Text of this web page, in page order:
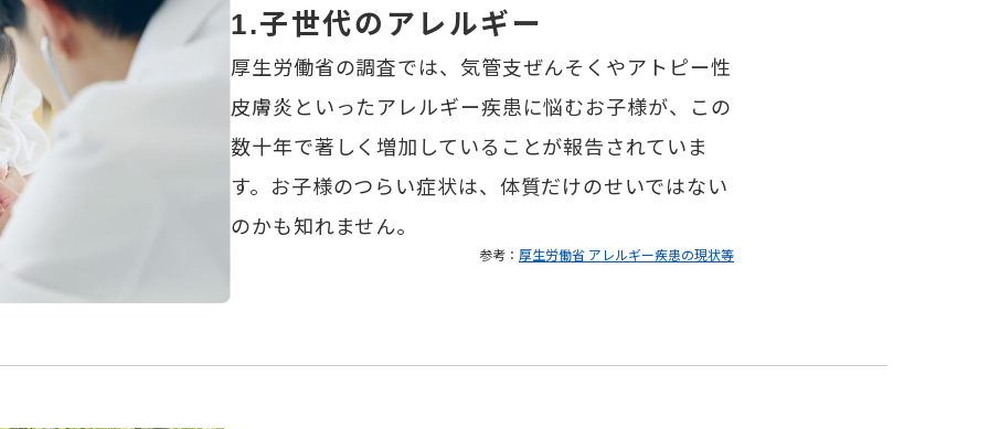
1.子世代のアレルギー
厚生労働省の調査では、気管支ぜんそくやアトピー性
皮膚炎といったアレルギー疾患に悩むお子様が、この
数十年で著しく増加していることが報告されていま
す。お子様のつらい症状は、体質だけのせいではない
のかも知れません。
参考： 厚生労働省 アレルギー疾患の現状等